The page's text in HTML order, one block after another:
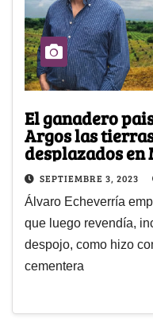
El ganadero
Argos las
desplazados en
SEPTIEMBRE 3, 2023
Álvaro Echeverría
que luego revendía,
despojo, como hizo
cementera